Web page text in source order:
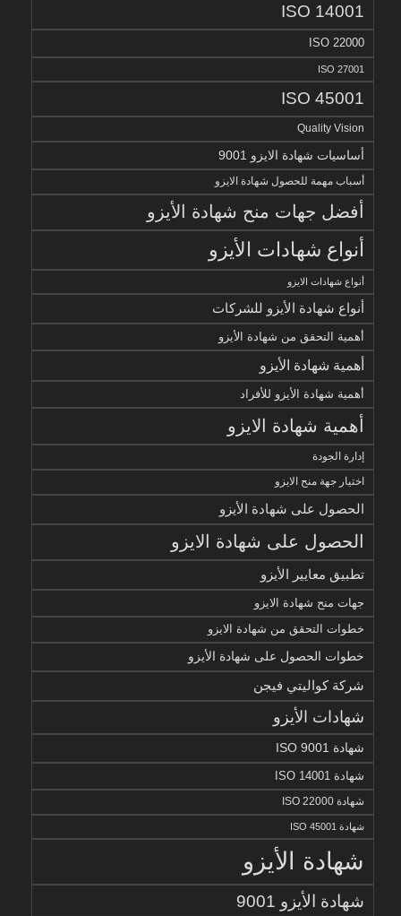
ISO 14001
ISO 22000
ISO 27001
ISO 45001
Quality Vision
أساسيات شهادة الايزو 9001
أسباب مهمة للحصول شهادة الايزو
أفضل جهات منح شهادة الأيزو
أنواع شهادات الأيزو
أنواع شهادات الايزو
أنواع شهادة الأيزو للشركات
أهمية التحقق من شهادة الأيزو
أهمية شهادة الأيزو
أهمية شهادة الأيزو للأفراد
أهمية شهادة الايزو
إدارة الجودة
اختيار جهة منح الايزو
الحصول على شهادة الأيزو
الحصول على شهادة الايزو
تطبيق معايير الأيزو
جهات منح شهادة الايزو
خطوات التحقق من شهادة الايزو
خطوات الحصول على شهادة الأيزو
شركة كواليتي فيجن
شهادات الأيزو
شهادة ISO 9001
شهادة ISO 14001
شهادة ISO 22000
شهادة ISO 45001
شهادة الأيزو
شهادة الأيزو 9001